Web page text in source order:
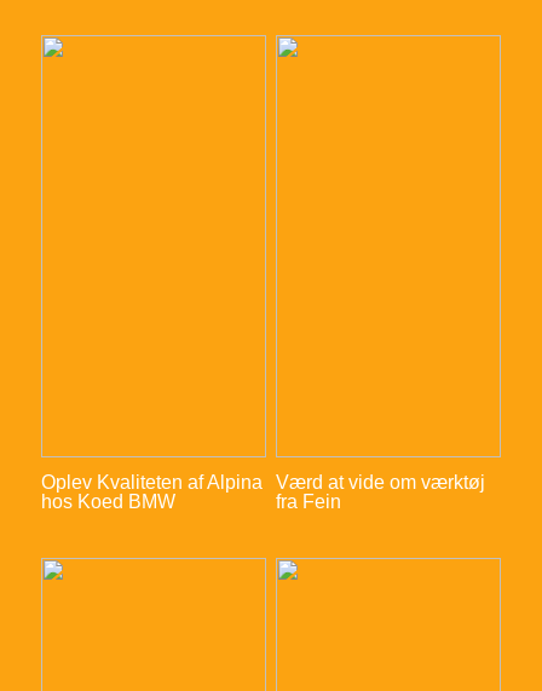
Oplev Kvaliteten af Alpina
hos Koed BMW
Værd at vide om værktøj
fra Fein